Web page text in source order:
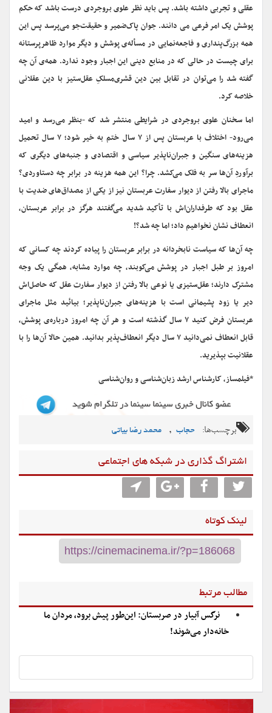
عقلی و تجربی داشته باشد. پس باید نظر علوی بروجردی درست باشد که حکم
پوشش یک امر فرعی می دانند. جوان پاک‌ضمیر و حقیقت‌جو می‌پرسد پس این
همه بزرگ‌پنداری و فاجعه‌نمایی در مسأله‌ی پوشش و دیگر موارد ظاهرپرستانه
برای چیست در حالی که در منابع دینی این اجبار وجود ندارد. همه‌ی آن چه
گفته شد را می‌توان در تقابل بین دین قشری‌مسلکِ عقل‌ستیز با دین عقلانی
خلاصه کرد.
اما سخنان علوی بروجردی در شرایطی منتشر شد که -بنظر می‌رسد و امید
می‌رود- اختلاف با عربستان پس از ۷ سال ختم به خیر شود؛ ۷ سال تحمیل
هزینه‌های سنگین و جبران‌ناپذیر سیاسی و اقتصادی و جنبه‌های دیگری که
برآوردِ آن‌ها سر به فلک می‌کشد. چرا؟ این همه هزینه در برابر چه دستاوردی؟
ماجرای بالا رفتن از دیوار سفارت عربستان نیز از یکی از مصداق‌های ضدیت با
عقل بود که طرفداران‌اش با تأکید شدید می‌گفتند هرگز در برابر عربستان،
انعطاف نشان نخواهیم داد؛ اما چه شد؟!
چه آن‌ها که سیاست نابخردانه در برابر عربستان را پیاده کردند چه کسانی که
امروز بر طبل اجبار در پوشش می‌کوبند، چه موارد مشابه، همگی یک وجه
مشترک‌ دارند؛ عقل‌ستیزی یا نوعی بالا رفتن از دیوار سفارت عقل که حاصل‌اش
دیر یا زود پشیمانی است با هزینه‌های جبران‌ناپذیر؛ بیائید مثل ماجرای
عربستان فرض کنید ۷ سال گذشته است و هر آن‌ چه امروز درباره‌ی پوشش،
قابل انعطاف نمی‌دانید ۷ سال دیگر انعطاف‌پذیر بدانید. همین حالا آن‌ها را با
عقلانیت بپذیرید.
*فیلمساز، کارشناس ارشد زبان‌شناسی و روان‌شناسی
برچسب‌ها: حجاب , محمد رضا بیاتی
اشتراگ گذاری در شبکه های اجتماعی
لینک کوتاه
مطالب مرتبط
نرگس آبیار در صربستان: این‌طور پیش برود، مردان ما
خانه‌دار می‌شوند!